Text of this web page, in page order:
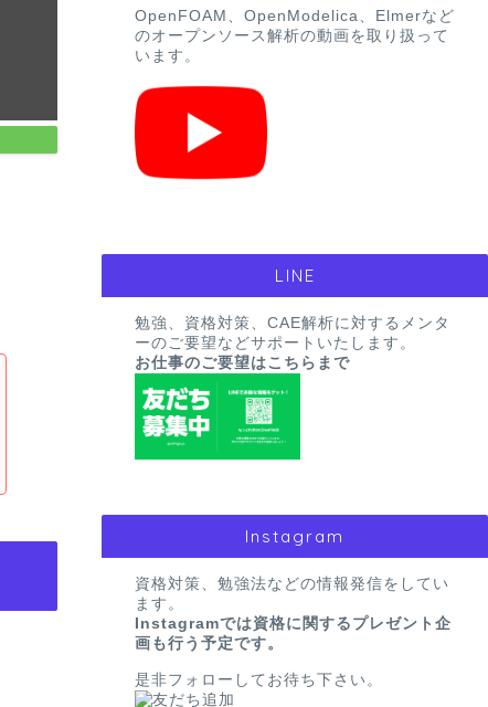
OpenFOAM、OpenModelica、Elmerなど
のオープンソース解析の動画を取り扱って
います。
LINE
勉強、資格対策、CAE解析に対するメンタ
ーのご要望などサポートいたします。
お仕事のご要望はこちらまで
Instagram
資格対策、勉強法などの情報発信をしてい
ます。
Instagramでは資格に関するプレゼント企
画も行う予定です。
是非フォローしてお待ち下さい。